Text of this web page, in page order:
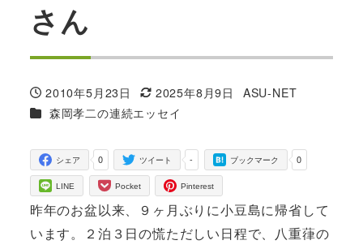
さん
投稿日
2010年5月23日
更新日
2025年8月9日
著
ASU-NET
カテゴリー
森岡孝二の連続エッセイ
0
シェア -
ツイート 0
ブックマーク
LINE Pocket Pinterest
昨年のお盆以来、９ヶ月ぶりに小豆島に帰省して
います。２泊３日の慌ただしい日程で、八重葎の